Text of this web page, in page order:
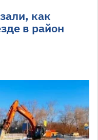
как
в район